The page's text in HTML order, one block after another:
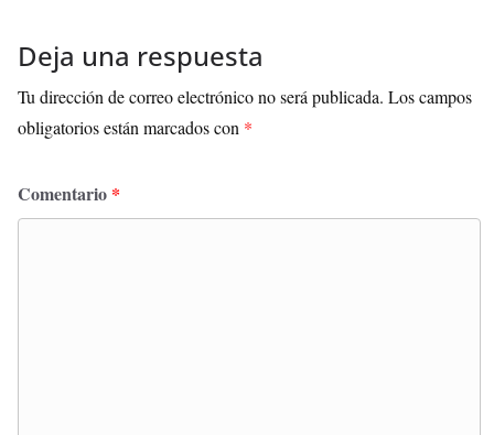
Deja una respuesta
Tu dirección de correo electrónico no será publicada. Los campos
obligatorios están marcados con *
Comentario *